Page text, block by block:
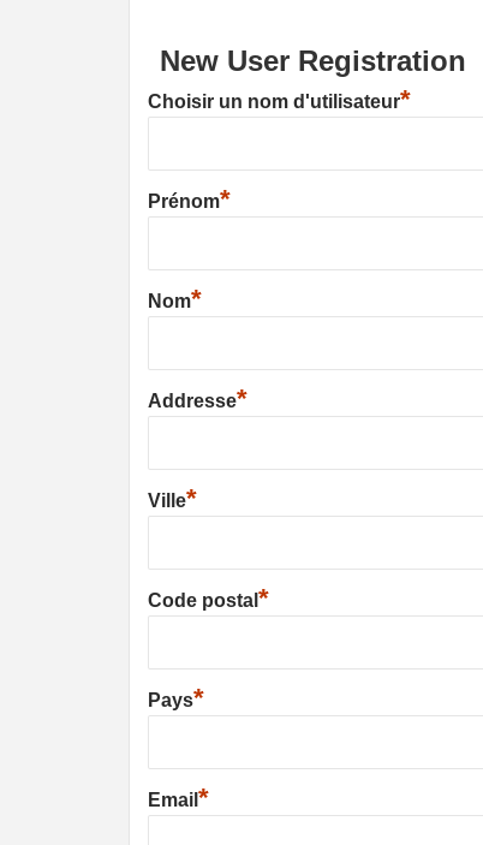
New User Registration
Choisir un nom d'utilisateur*
Prénom*
Nom*
Addresse*
Ville*
Code postal *
Pays*
Email *